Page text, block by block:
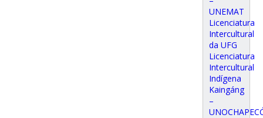
UNEMAT
Licenciatura
Intercultural
da UFG
Licenciatura
Intercultural
Indígena
Kaingáng
–